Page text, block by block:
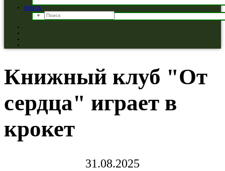
ПОИСК
Книжный клуб "От
сердца" играет в
крокет
31.08.2025